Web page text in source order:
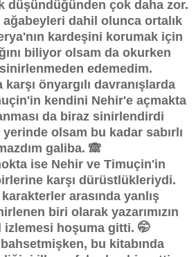
düşündüğünden çok daha zor.
dahil olunca ortalık
kardeşini korumak için
biliyor olsam da okurken
sinirlenmeden edemedim.
önyargılı davranışlarda
kendini Nehir'e açmakta
da biraz sinirlendirdi
yerinde olsam bu kadar sabırlı
galiba. 🙈
ise Nehir ve Timuçin'in
karşı dürüstlükleriydi.
arasında yanlış
biri olarak yazarımızın
izlemesi hoşuma gitti. 🤭
bahsetmişken, bu kitabında